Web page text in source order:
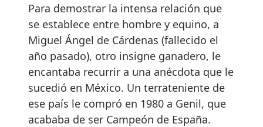
Para demostrar la intensa relación que
se establece entre hombre y equino, a
Miguel Ángel de Cárdenas (fallecido el
año pasado), otro insigne ganadero, le
encantaba recurrir a una anécdota que le
sucedió en México. Un terrateniente de
ese país le compró en 1980 a Genil, que
acababa de ser Campeón de España.